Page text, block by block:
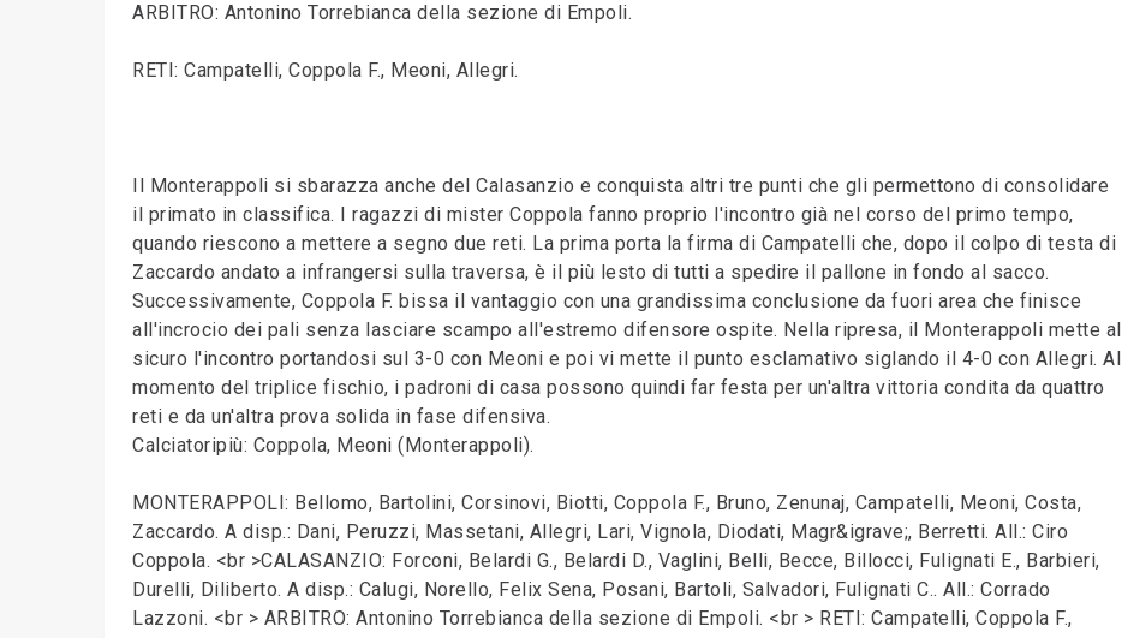
ARBITRO: Antonino Torrebianca della sezione di Empoli.
RETI: Campatelli, Coppola F., Meoni, Allegri.
Il Monterappoli si sbarazza anche del Calasanzio e conquista altri tre punti che gli permettono di consolidare
il primato in classifica. I ragazzi di mister Coppola fanno proprio l'incontro già nel corso del primo tempo,
quando riescono a mettere a segno due reti. La prima porta la firma di Campatelli che, dopo il colpo di testa di
Zaccardo andato a infrangersi sulla traversa, è il più lesto di tutti a spedire il pallone in fondo al sacco.
Successivamente, Coppola F. bissa il vantaggio con una grandissima conclusione da fuori area che finisce
all'incrocio dei pali senza lasciare scampo all'estremo difensore ospite. Nella ripresa, il Monterappoli mette al
sicuro l'incontro portandosi sul 3-0 con Meoni e poi vi mette il punto esclamativo siglando il 4-0 con Allegri. Al
momento del triplice fischio, i padroni di casa possono quindi far festa per un'altra vittoria condita da quattro
reti e da un'altra prova solida in fase difensiva.
Calciatoripiù: Coppola, Meoni (Monterappoli).
MONTERAPPOLI: Bellomo, Bartolini, Corsinovi, Biotti, Coppola F., Bruno, Zenunaj, Campatelli, Meoni, Costa,
Zaccardo. A disp.: Dani, Peruzzi, Massetani, Allegri, Lari, Vignola, Diodati, Magr&igrave;, Berretti. All.: Ciro
Coppola. <br >CALASANZIO: Forconi, Belardi G., Belardi D., Vaglini, Belli, Becce, Billocci, Fulignati E., Barbieri,
Durelli, Diliberto. A disp.: Calugi, Norello, Felix Sena, Posani, Bartoli, Salvadori, Fulignati C.. All.: Corrado
Lazzoni. <br > ARBITRO: Antonino Torrebianca della sezione di Empoli. <br > RETI: Campatelli, Coppola F.,